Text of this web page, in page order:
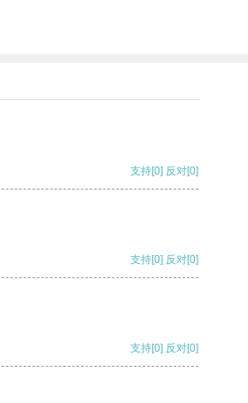
支持[0] 反对[0]
支持[0] 反对[0]
支持[0] 反对[0]